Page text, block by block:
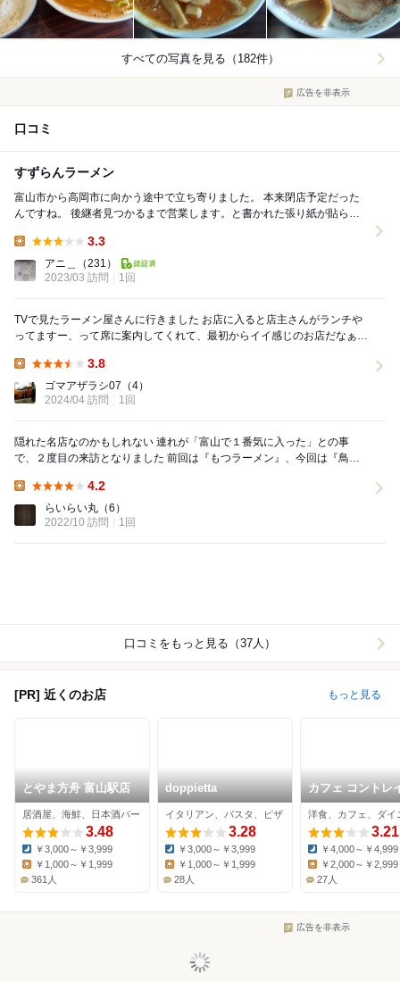
すべての写真を見る（182件）
広告を非表示
口コミ
すずらんラーメン
富山市から高岡市に向かう途中で立ち寄りました。 本来閉店予定だった
んですね。 後継者見つかるまで営業します。と書かれた張り紙が貼られ
3.3
アニ＿
（231）
2023/03 訪問
1回
TVで見たラーメン屋さんに行きました お店に入ると店主さんがランチや
ってますー、って席に案内してくれて、最初からイイ感じのお店だなぁっ
3.8
ゴマアザラシ07 （4）
2024/04 訪問
1回
隠れた名店なのかもしれない 連れが「富山で１番気に入った」との事
で、２度目の来訪となりました 前回は『もつラーメン』、今回は『鳥皮
4.2
らいらい丸 （6）
2022/10 訪問
1回
口コミをもっと見る（37人）
[PR] 近くのお店 もっと見る
とやま方舟 富山駅店
居酒屋、海鮮、日本酒バー
3.48
Dinner:
￥3,000～￥3,999
￥1,000～￥1,999
361人
doppietta
イタリアン、パスタ、ピザ
3.28
Dinner:
￥3,000～￥3,999
Lunch:
￥1,000～￥1,999
28人
カフェ コントレ
3.21
Dinner:
￥4,000～￥4,999
Lunch:
￥2,000～￥2,999
27人
広告を非表示